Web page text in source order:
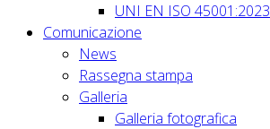
UNI EN ISO 45001:2023
Comunicazione
News
Rassegna stampa
Galleria
Galleria fotografica